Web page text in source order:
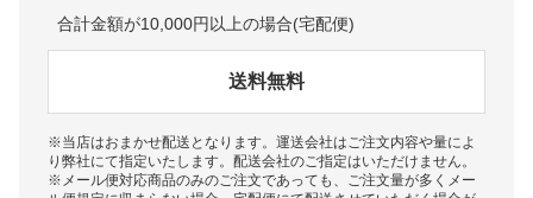
合計金額が10,000円以上の場合(宅配便)
送料無料
※当店はおまかせ配送となります。運送会社はご注文内容や量によ
り弊社にて指定いたします。配送会社のご指定はいただけません。
※メール便対応商品のみのご注文であっても、ご注文量が多くメー